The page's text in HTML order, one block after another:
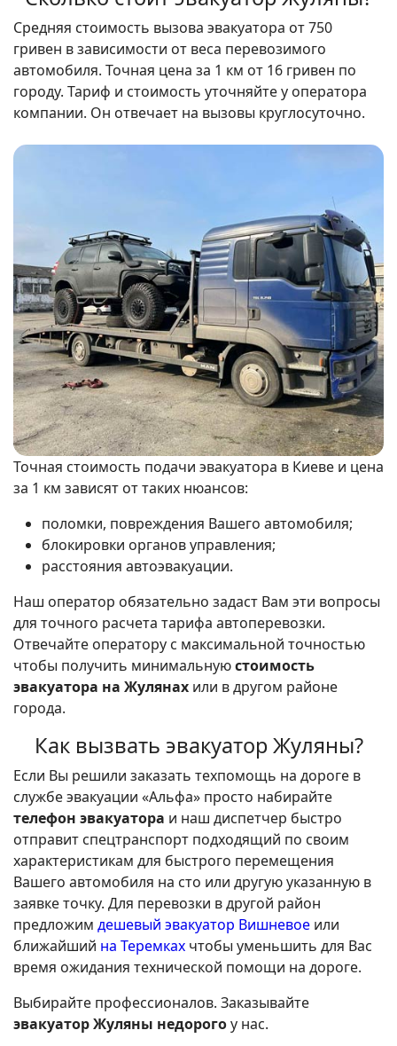
Средняя стоимость вызова эвакуатора от 750
гривен в зависимости от веса перевозимого
автомобиля. Точная цена за 1 км от 16 гривен по
городу. Тариф и стоимость уточняйте у оператора
компании. Он отвечает на вызовы круглосуточно.
Точная стоимость подачи эвакуатора в Киеве и цена
за 1 км зависят от таких нюансов:
поломки, повреждения Вашего автомобиля;
блокировки органов управления;
расстояния автоэвакуации.
Наш оператор обязательно задаст Вам эти вопросы
для точного расчета тарифа автоперевозки.
Отвечайте оператору с максимальной точностью
чтобы получить минимальнуюстоимость
эвакуатора на Жулянах или в другом районе
города.
Как вызвать эвакуатор Жуляны?
Если Вы решили заказать техпомощь на дороге в
службе эвакуации «Альфа» просто набирайте
телефон эвакуатора и наш диспетчер быстро
отправит спецтранспорт подходящий по своим
характеристикам для быстрого перемещения
Вашего автомобиля на сто или другую указанную в
заявке точку. Для перевозки в другой район
предложим дешевый эвакуатор Вишневое или
ближайший на Теремках чтобы уменьшить для Вас
время ожидания технической помощи на дороге.
Выбирайте профессионалов. Заказывайте
эвакуатор Жуляны недорогоу нас.